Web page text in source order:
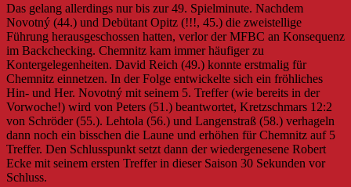
Das gelang allerdings nur bis zur 49. Spielminute. Nachdem
Novotný (44.) und Debütant Opitz (!!!, 45.) die zweistellige
Führung herausgeschossen hatten, verlor der MFBC an Konsequenz
im Backchecking. Chemnitz kam immer häufiger zu
Kontergelegenheiten. David Reich (49.) konnte erstmalig für
Chemnitz einnetzen. In der Folge entwickelte sich ein fröhliches
Hin- und Her. Novotný mit seinem 5. Treffer (wie bereits in der
Vorwoche!) wird von Peters (51.) beantwortet, Kretzschmars 12:2
von Schröder (55.). Lehtola (56.) und Langenstraß (58.) verhageln
dann noch ein bisschen die Laune und erhöhen für Chemnitz auf 5
Treffer. Den Schlusspunkt setzt dann derwiedergenesene Robert
Ecke mit seinem ersten Treffer in dieser Saison 30 Sekunden vor
Schluss.